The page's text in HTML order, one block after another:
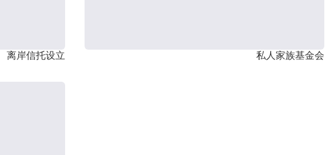
离岸信托设立 私人家族基金会